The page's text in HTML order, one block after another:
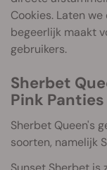
Cookies. Laten
begeerlijk maakt
gebruikers.
Sherbet
Pink
Sherbet Queen's
soorten, namelijk